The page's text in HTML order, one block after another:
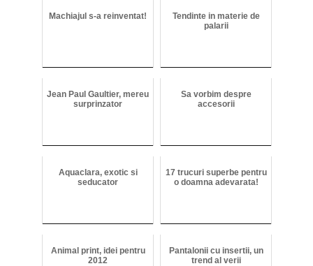
Machiajul s-a reinventat!
Tendinte in materie de
palarii
Jean Paul Gaultier, mereu
surprinzator
Sa vorbim despre
accesorii
Aquaclara, exotic si
seducator
17 trucuri superbe pentru
o doamna adevarata!
Animal print, idei pentru
2012
Pantalonii cu insertii, un
trend al verii